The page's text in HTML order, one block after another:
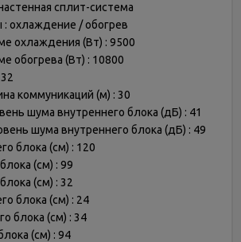
сплит-система
охлаждение / обогрев
охлаждения (Вт) : 9500
обогрева (Вт) : 10800
коммуникаций (м) : 30
шума внутреннего блока (дБ) : 41
шума внутреннего блока (дБ) : 49
блока (см) : 120
(см) : 99
(см) : 32
блока (см) : 24
блока (см) : 34
(см) : 94